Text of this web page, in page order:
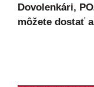
Dovolenkári,
môžete dostať